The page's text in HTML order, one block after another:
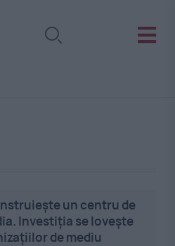
un centru de
Investiția se lovește
de mediu